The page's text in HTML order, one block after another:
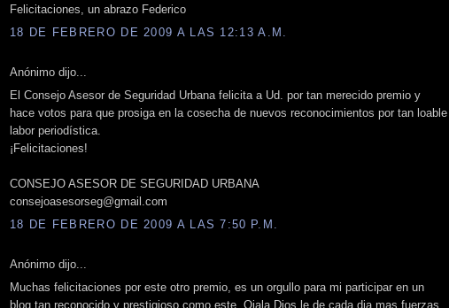
Felicitaciones, un abrazo Federico
18 DE FEBRERO DE 2009 A LAS 12:13 A.M.
Anónimo dijo...
El Consejo Asesor de Seguridad Urbana felicita a Ud. por tan merecido premio y
hace votos para que prosiga en la cosecha de nuevos reconocimientos por tan loable
labor periodística.
¡Felicitaciones!
CONSEJO ASESOR DE SEGURIDAD URBANA
consejoasesorseg@gmail.com
18 DE FEBRERO DE 2009 A LAS 7:50 P.M.
Anónimo dijo...
Muchas felicitaciones por este otro premio, es un orgullo para mi participar en un
blog tan reconocido y prestigioso como este. Ojala Dios le de cada dia mas fuerzas